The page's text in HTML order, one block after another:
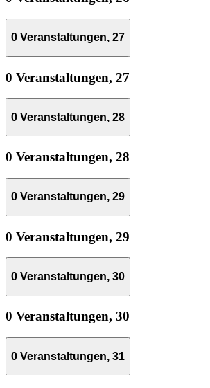
0 Veranstaltungen, 27
0 Veranstaltungen, 27
0 Veranstaltungen, 28
0 Veranstaltungen, 28
0 Veranstaltungen, 29
0 Veranstaltungen, 29
0 Veranstaltungen, 30
0 Veranstaltungen, 30
0 Veranstaltungen, 31